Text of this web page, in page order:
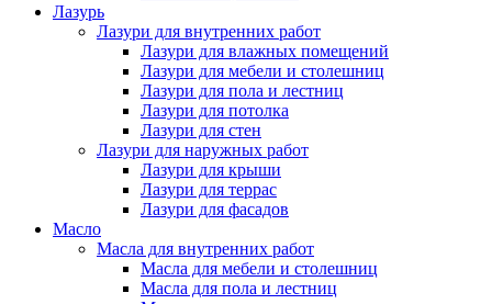
Лазурь
Лазури для внутренних работ
Лазури для влажных помещений
Лазури для мебели и столешниц
Лазури для пола и лестниц
Лазури для потолка
Лазури для стен
Лазури для наружных работ
Лазури для крыши
Лазури для террас
Лазури для фасадов
Масло
Масла для внутренних работ
Масла для мебели и столешниц
Масла для пола и лестниц